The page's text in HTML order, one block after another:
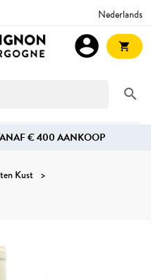
Nederlands
search
account_circle shopping_cart
€ 400 AANKOOP
Kust